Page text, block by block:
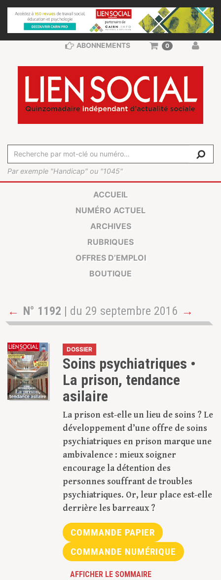
Par exemple "Handicap" ou "1045"
ABONNEMENTS 0
ACCUEIL
NUMÉRO ACTUEL
ARCHIVES
RUBRIQUES
OFFRES D’EMPLOI
BOUTIQUE
← N° 1192 | du 29 septembre 2016 →
DOSSIER
Soins psychiatriques •
La prison, tendance
asilaire
La prison est-elle un lieu de soins ? Le
développement d’une offre de soins
psychiatriques en prison marque une
ambivalence : mieux soigner
encourage la détention des
personnes souffrant de troubles
psychiatriques. Or, leur place est-elle
derrière les barreaux ?
COMMANDE PAPIER
COMMANDE NUMÉRIQUE
AFFICHER LE SOMMAIRE